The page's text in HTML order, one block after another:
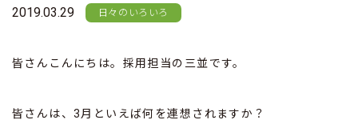
2019.03.29 日々のいろいろ
皆さんこんにちは。採用担当の三並です。
皆さんは、3月といえば何を連想されますか？